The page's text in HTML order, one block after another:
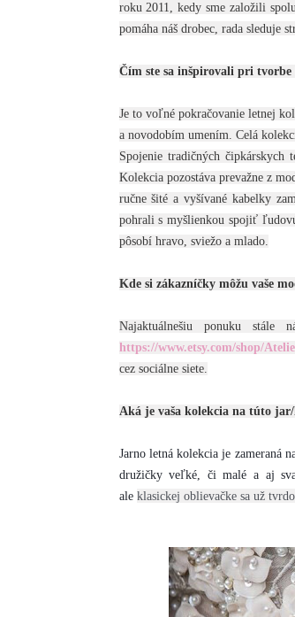
roku 2011, kedy sme založili
pomáha náš drobec, rada sleduje
Čím ste sa inšpirovali pri
Je to voľné pokračovanie letnej
a novodobím umením. Celá
Spojenie tradičných
Kolekcia pozostáva prevažne z
ručne šité a vyšívané kabelky
pohrali s myšlienkou spojiť
pôsobí hravo, sviežo a mlado.
Kde si zákazníčky môžu vaše
Najaktuálnešiu ponuku stále
https://www.etsy.com/shop/
cez sociálne siete.
Aká je vaša kolekcia na túto
Jarno letná kolekcia je zameraná
družičky veľké, či malé a aj
ale klasickej oblievačke sa už